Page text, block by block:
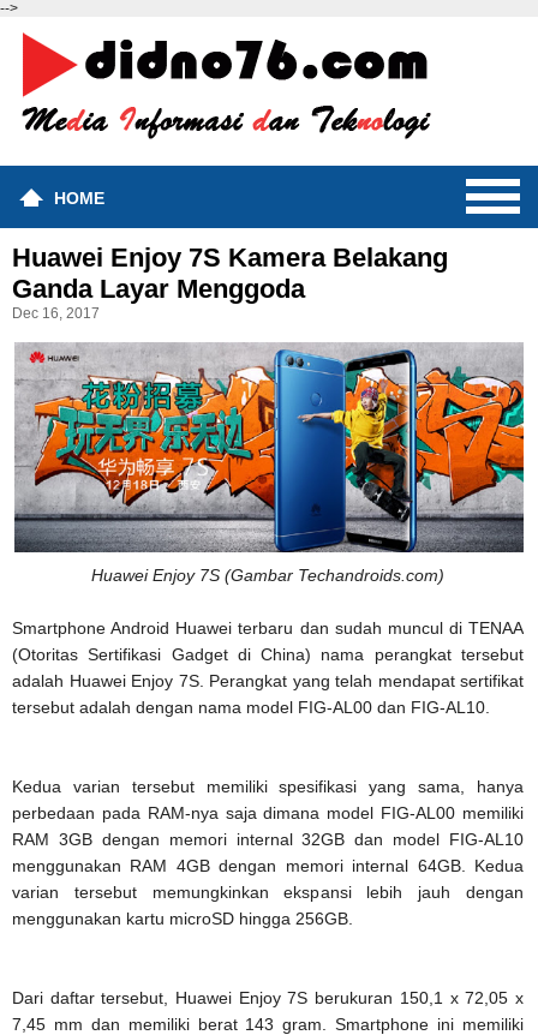
-->
HOME
Huawei Enjoy 7S Kamera Belakang
Ganda Layar Menggoda
Dec 16, 2017
Huawei Enjoy 7S (Gambar Techandroids.com)
Smartphone Android Huawei terbaru dan sudah muncul di TENAA
(Otoritas Sertifikasi Gadget di China) nama perangkat tersebut
adalah Huawei Enjoy 7S. Perangkat yang telah mendapat sertifikat
tersebut adalah dengan nama model FIG-AL00 dan FIG-AL10.
Kedua varian tersebut memiliki spesifikasi yang sama, hanya
perbedaan pada RAM-nya saja dimana model FIG-AL00 memiliki
RAM 3GB dengan memori internal 32GB dan model FIG-AL10
menggunakan RAM 4GB dengan memori internal 64GB. Kedua
varian tersebut memungkinkan ekspansi lebih jauh dengan
menggunakan kartu microSD hingga 256GB.
Dari daftar tersebut, Huawei Enjoy 7S berukuran 150,1 x 72,05 x
7,45 mm dan memiliki berat 143 gram. Smartphone ini memiliki